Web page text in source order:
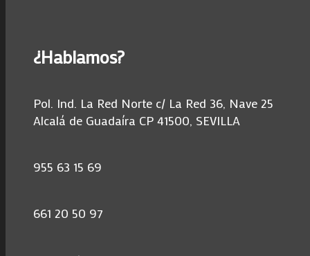
¿Hablamos?
Pol. Ind. La Red Norte c/ La Red 36, Nave 25
Alcalá de Guadaíra CP 41500, SEVILLA
955 63 15 69
661 20 50 97